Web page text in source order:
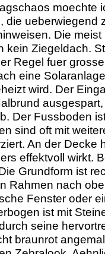
moechte
die
Die
kein Ziegeldach.
Regel fuer
eine
wird. Der
Der Fussboden
sind oft mit
An der Decke
effektvoll wirkt.
Grundform ist
Rahmen nach
Fenster oder
ist mit
seine
braunrot